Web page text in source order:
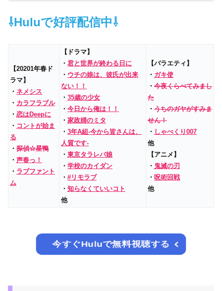
⇩Huluで好評配信中⇩
【20201年春ド
ラマ】
・ ネメシス
・ カラフラブル
・ 恋はDeepに
・ コントが始ま
る
・ 探偵☆星鴨
・ 声春っ！
・ ラブファント
ム
【ドラマ】
・ 君と世界が終わる日に
・ ウチの娘は、彼氏が出来
ない！！
・ 35歳の少女
・ 今日から俺は！！
・ 家政婦のミタ
・ 3年A組‐今から皆さんは、
人質です‐
・ 東京タラレバ娘
・ 学校のカイダン
・ #リモラブ
・ 知らなくていいコト
他
【バラエティ】
・ ガキ使
・ 今夜くらべてみまし
た
・ うちのガヤがすみま
せん！
・ しゃべくり007
他
【アニメ】
・ 鬼滅の刃
・ 呪術回戦
他
今すぐHuluで無料視聴する